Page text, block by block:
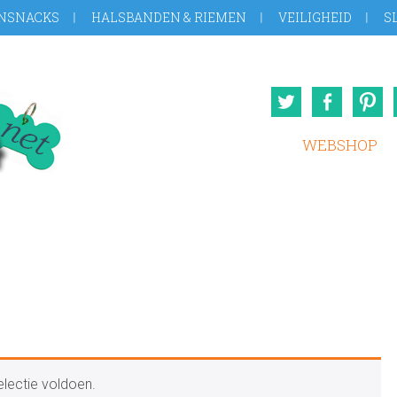
HALSBANDEN & RIEMEN VEILIGHEID
Twitter
WEBSHOP
voldoen.